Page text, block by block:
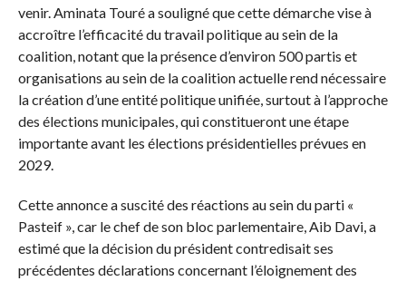
venir. Aminata Touré a souligné que cette démarche vise à
accroître l’efficacité du travail politique au sein de la
coalition, notant que la présence d’environ 500 partis et
organisations au sein de la coalition actuelle rend nécessaire
la création d’une entité politique unifiée, surtout à l’approche
des élections municipales, qui constitueront une étape
importante avant les élections présidentielles prévues en
2029.
Cette annonce a suscité des réactions au sein du parti «
Pasteif », car le chef de son bloc parlementaire, Aib Davi, a
estimé que la décision du président contredisait ses
précédentes déclarations concernant l’éloignement des